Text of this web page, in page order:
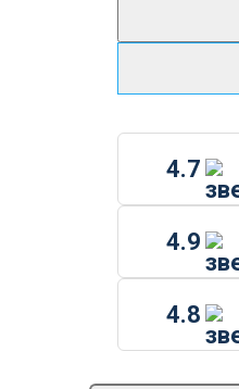
4.7
4.9
4.8